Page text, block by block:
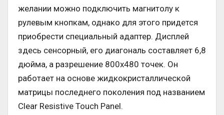
желании можно подключить магнитолу к
рулевым кнопкам, однако для этого придется
приобрести специальный адаптер. Дисплей
здесь сенсорный, его диагональ составляет 6,8
дюйма, а разрешение 800х480 точек. Он
работает на основе жидкокристаллической
матрицы последнего поколения под названием
Clear Resistive Touch Panel.